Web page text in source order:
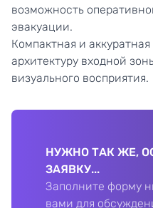
возможность
эвакуации.
Компактная и
архитектуру входной
визуального восприятия.
НУЖНО ТАК ЖЕ,
ЗАЯВКУ...
Заполните форму
вами для